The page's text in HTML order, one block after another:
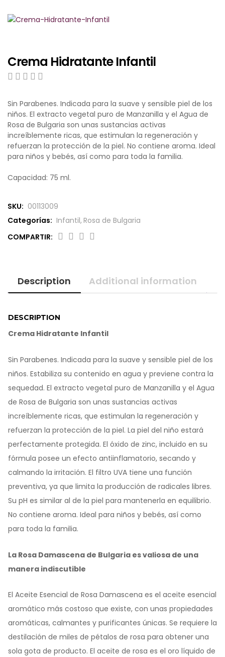
Crema Hidratante Infantil
o
u
t
o
f
b
a
s
d
c
u
s
t
n
s
Sin Parabenes. Indicada para la suave y sensible piel de los
niños. El extracto vegetal puro de Manzanilla y el Agua de
Rosa de Bulgaria son unas sustancias activas
increíblemente ricas, que estimulan la regeneración y
refuerzan la protección de la piel. No contiene aroma. Ideal
para niños y bebés, así como para toda la familia.
Capacidad: 75 ml.
SKU: 00113009
Categorías: Infantil, Rosa de Bulgaria
COMPARTIR:
Description Additional information
DESCRIPTION
Crema Hidratante Infantil
Sin Parabenes. Indicada para la suave y sensible piel de los
niños. Estabiliza su contenido en agua y previene contra la
sequedad. El extracto vegetal puro de Manzanilla y el Agua
de Rosa de Bulgaria son unas sustancias activas
increíblemente ricas, que estimulan la regeneración y
refuerzan la protección de la piel. La piel del niño estará
perfectamente protegida. El óxido de zinc, incluido en su
fórmula posee un efecto antiinflamatorio, secando y
calmando la irritación. El filtro UVA tiene una función
preventiva, ya que limita la producción de radicales libres.
Su pH es similar al de la piel para mantenerla en equilibrio.
No contiene aroma. Ideal para niños y bebés, así como
para toda la familia.
La Rosa Damascena de Bulgaria es valiosa de una
manera indiscutible
El Aceite Esencial de Rosa Damascena es el aceite esencial
aromático más costoso que existe, con unas propiedades
aromáticas, calmantes y purificantes únicas. Se requiere la
destilación de miles de pétalos de rosa para obtener una
sola gota de producto. El aceite de rosa es el oro líquido de
NAT’AURA
BIOFRESH SPORT
JABONES Y SETS
LÍNEA ECONÓMICA